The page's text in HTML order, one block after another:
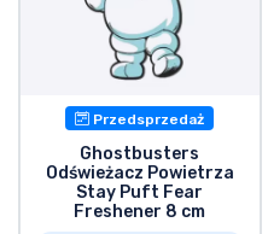
Przedsprzedaż
Ghostbusters
Odświeżacz Powietrza
Stay Puft Fear
Freshener 8 cm